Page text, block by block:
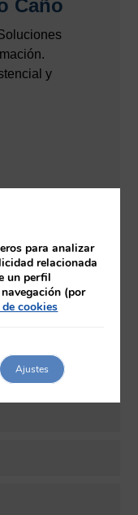
Caño
y
para analizar
relacionada
un perfil
(por
cookies
Ajustes